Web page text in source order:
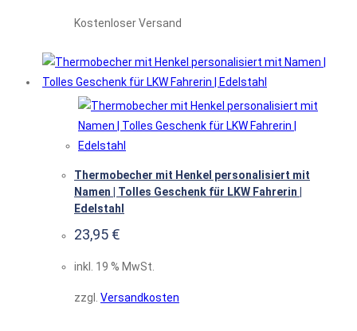
Kostenloser Versand
Thermobecher mit Henkel personalisiert mit
Namen | Tolles Geschenk für LKW Fahrerin |
Edelstahl
23,95 €
inkl. 19 % MwSt.
zzgl. Versandkosten